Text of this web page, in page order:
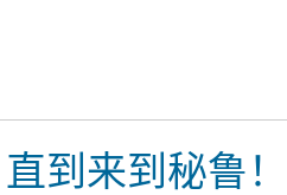
到来到秘鲁！